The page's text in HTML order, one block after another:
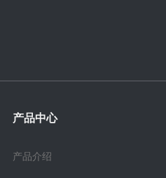
产品中心
产品介绍